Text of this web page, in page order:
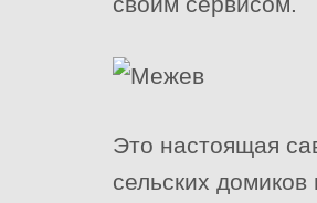
Это настоящая
сельских